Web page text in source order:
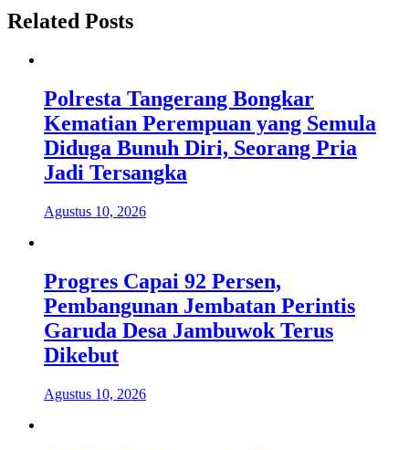
Related Posts
Polresta Tangerang Bongkar
Kematian Perempuan yang Semula
Diduga Bunuh Diri, Seorang Pria
Jadi Tersangka
Agustus 10, 2026
Progres Capai 92 Persen,
Pembangunan Jembatan Perintis
Garuda Desa Jambuwok Terus
Dikebut
Agustus 10, 2026